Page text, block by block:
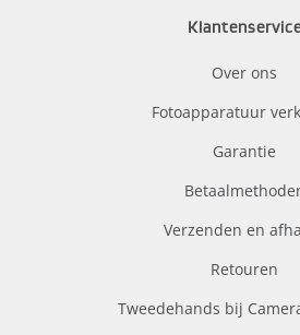
Over ons
Fotoapparatuur
Garantie
Verzenden en
Retouren
Tweedehands bij